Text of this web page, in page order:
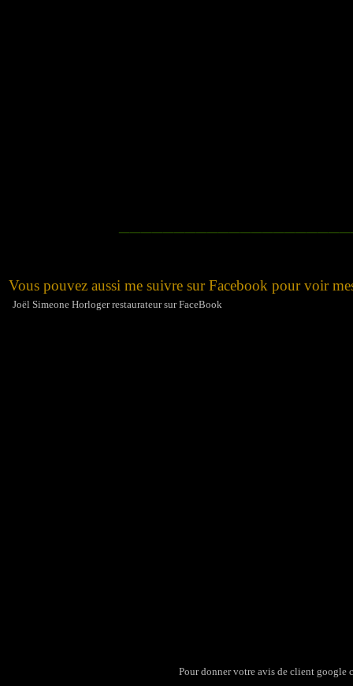
Vous pouvez aussi me suivre sur Facebook pour voir
Joël Simeone Horloger restaurateur sur FaceBook
Pour donner votre avis de client google